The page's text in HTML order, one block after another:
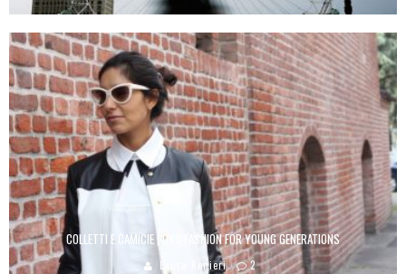
COLLETTI E CAMICIE | OVS FASHION FOR YOUNG GENERATIONS
Laura Renieri 2